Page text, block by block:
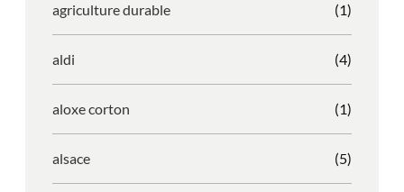
agriculture durable (1)
aldi (4)
aloxe corton (1)
alsace (5)